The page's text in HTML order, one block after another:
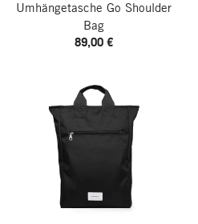
Umhängetasche Go Shoulder
Bag
89,00 €